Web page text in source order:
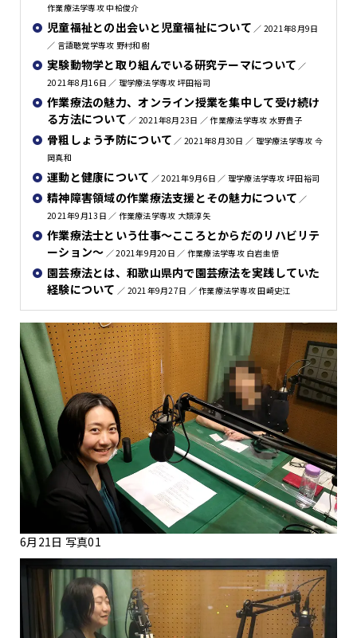
作業療法学専攻 中柗俊介
児童福祉との出会いと児童福祉について ／ 2021年8月9日
／ 言語聴覚学専攻 野村和樹
実験動物学と取り組んでいる研究テーマについて ／
2021年8月16日 ／ 理学療法学専攻 坪田裕司
作業療法の魅力、オンライン授業を集中して受け続け
る方法について ／ 2021年8月23日 ／ 作業療法学専攻 水野貴子
骨粗しょう予防について ／ 2021年8月30日 ／ 理学療法学専攻 今
岡真和
運動と健康について ／ 2021年9月6日 ／ 理学療法学専攻 坪田裕司
精神障害領域の作業療法支援とその魅力について ／
2021年9月13日 ／ 作業療法学専攻 大類淳矢
作業療法士という仕事～こころとからだのリハビリテ
ーション～ ／ 2021年9月20日 ／ 作業療法学専攻 白岩圭悟
園芸療法とは、和歌山県内で園芸療法を実践していた
経験について ／ 2021年9月27日 ／ 作業療法学専攻 田崎史江
6月21日 写真01